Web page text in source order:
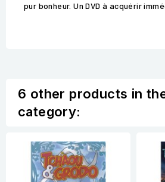
pur bonheur. Un DVD à acquérir
6 other products in
category: